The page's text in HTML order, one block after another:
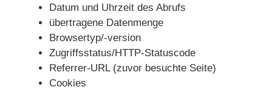
Datum und Uhrzeit des Abrufs
übertragene Datenmenge
Browsertyp/-version
Zugriffsstatus/HTTP-Statuscode
Referrer-URL (zuvor besuchte Seite)
Cookies